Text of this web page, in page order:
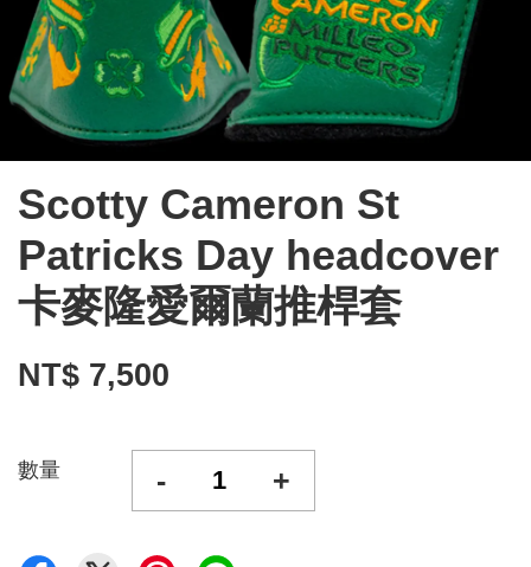
Scotty Cameron St
Patricks Day headcover
卡麥隆愛爾蘭推桿套
NT$ 7,500
數量 - +